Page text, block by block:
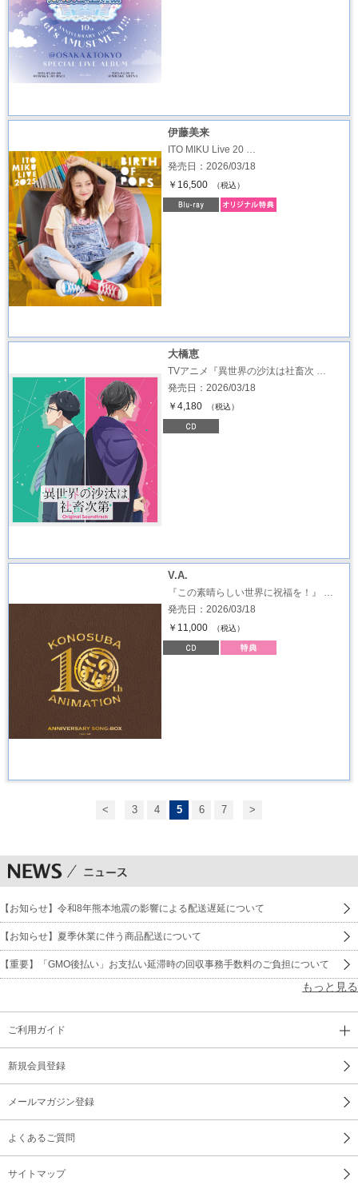
伊藤美来
ITO MIKU Live 20 …
発売日：2026/03/18
￥16,500
（税込）
大橋恵
TVアニメ『異世界の沙汰は社畜次 …
発売日：2026/03/18
￥4,180
（税込）
V.A.
『この素晴らしい世界に祝福を！』 …
発売日：2026/03/18
￥11,000
（税込）
< 3 4 5 6 7 >
【お知らせ】令和8年熊本地震の影響による配送遅延について
【お知らせ】夏季休業に伴う商品配送について
【重要】「GMO後払い」お支払い延滞時の回収事務手数料のご負担について
もっと見る
ご利用ガイド
新規会員登録
メールマガジン登録
よくあるご質問
サイトマップ